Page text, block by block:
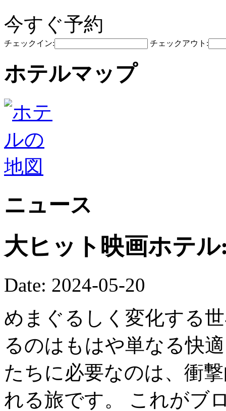
今すぐ予約
チェックイン: チェックアウト:
ホテルマップ
ニュース
大ヒット映画ホテ
Date: 2024-05-20
めまぐるしく変化する
るのはもはや単なる快
たちに必要なのは、衝
れる旅です。 これがブ